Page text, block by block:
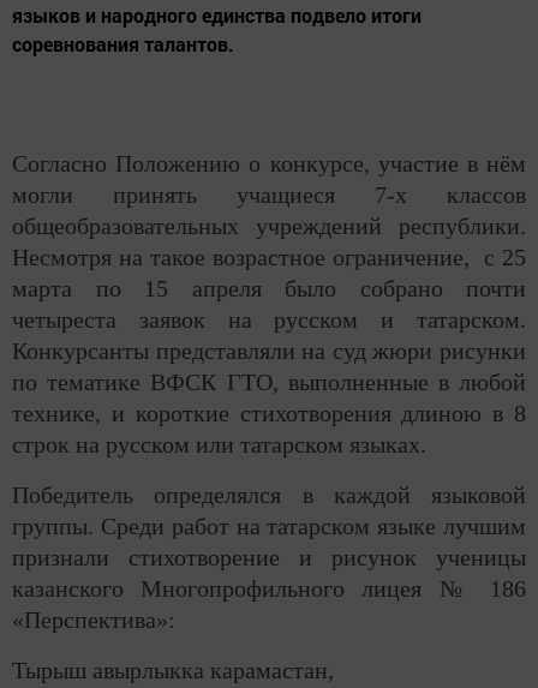
языков и народного единства подвело итоги
соревнования талантов.
Согласно Положению о конкурсе, участие в нём
могли принять учащиеся 7-х классов
общеобразовательных учреждений республики.
Несмотря на такое возрастное ограничение, с 25
марта по 15 апреля было собрано почти
четыреста заявок на русском и татарском.
Конкурсанты представляли на суд жюри рисунки
по тематике ВФСК ГТО, выполненные в любой
технике, и короткие стихотворения длиною в 8
строк на русском или татарском языках.
Победитель определялся в каждой языковой
группы. Среди работ на татарском языке лучшим
признали стихотворение и рисунок ученицы
казанского Многопрофильного лицея № 186
«Перспектива»:
Тырыш авырлыкка карамастан,